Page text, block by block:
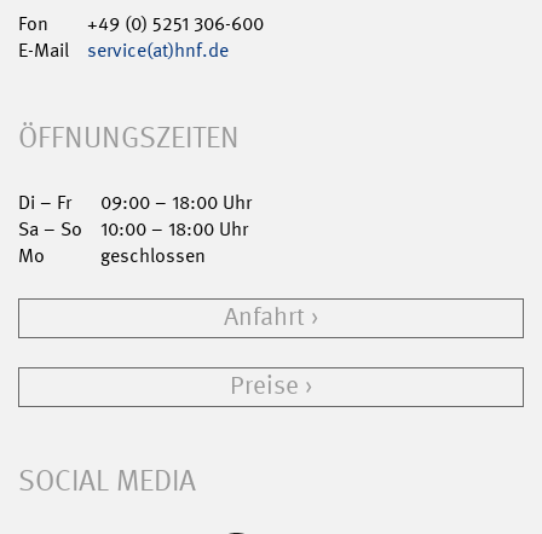
Fon
+49 (0) 5251 306-600
E-Mail
service(at)hnf.de
ÖFFNUNGSZEITEN
Di – Fr
09:00 – 18:00 Uhr
Sa – So
10:00 – 18:00 Uhr
Mo
geschlossen
Anfahrt
Preise
SOCIAL MEDIA